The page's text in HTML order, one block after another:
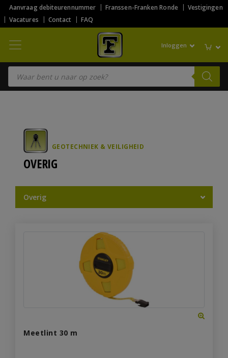
Aanvraag debiteurennummer Franssen-Franken Ronde
Vestigingen
Vacatures
Contact FAQ
Inloggen
Producten zoeken
GEOTECHNIEK & VEILIGHEID
OVERIG
Overig
Meetlint 30 m